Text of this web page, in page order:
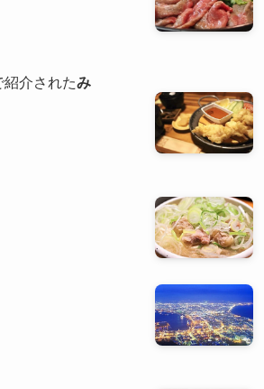
介されたみ